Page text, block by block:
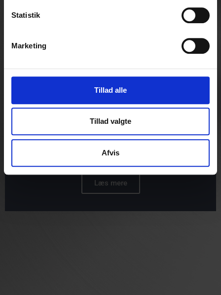
Statistik
Marketing
Tillad alle
Tillad valgte
Afvis
ARBEJDSOMRÅDER
Læs mere